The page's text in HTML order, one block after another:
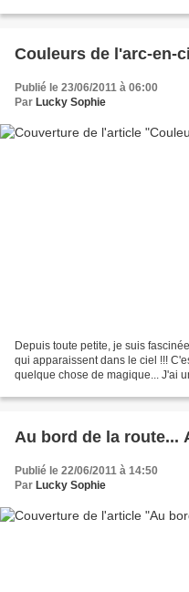
Couleurs de l'arc-en-
Publié le 23/06/2011 à 06:00
Par Lucky Sophie
Depuis toute petite, je suis
qui apparaissent dans le ciel !!!
quelque chose de magique... J'ai
Au bord de la route...
Publié le 22/06/2011 à 14:50
Par Lucky Sophie